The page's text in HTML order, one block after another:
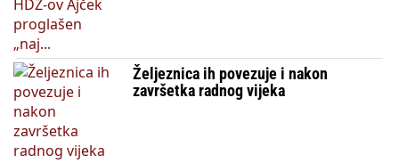
Željeznica ih povezuje i nakon
završetka radnog vijeka